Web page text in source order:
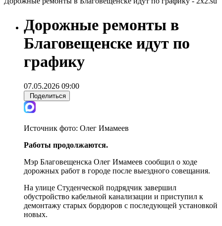
Дорожные ремонты в
Благовещенске идут по
графику
07.05.2026 09:00
Поделиться
Источник фото: Олег Имамеев
Работы продолжаются.
Мэр Благовещенска Олег Имамеев сообщил о ходе
дорожных работ в городе после выездного совещания.
На улице Студенческой подрядчик завершил
обустройство кабельной канализации и приступил к
демонтажу старых бордюров с последующей установкой
новых.